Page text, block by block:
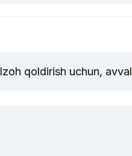
Izoh qoldirish uchun, avval